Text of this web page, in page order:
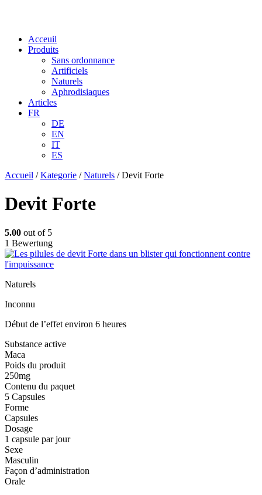
Acceuil
Produits
Sans ordonnance
Artificiels
Naturels
Aphrodisiaques
Articles
FR
DE
EN
IT
ES
Accueil /Kategorie /Naturels / Devit Forte
Devit Forte
5.00 out of 5
1 Bewertung
Naturels
Inconnu
Début de l’effet environ 6 heures
Substance active
Maca
Poids du produit
250mg
Contenu du paquet
5 Capsules
Forme
Capsules
Dosage
1 capsule par jour
Sexe
Masculin
Façon d’administration
Orale